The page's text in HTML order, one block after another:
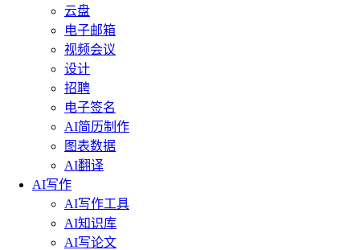
云盘
电子邮箱
视频会议
设计
招聘
电子签名
AI简历制作
图表数据
AI翻译
AI写作
AI写作工具
AI知识库
AI写论文